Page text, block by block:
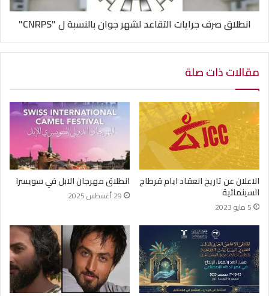
انطلاق صرف جرايات التقاعد لشهر جوان بالنسبة ل "CNRPS"
مقالات ذات صلة
الاعلان عن تاريخ انعقاد ايام قرطاج
السينمائية
5 مايو 2023
انطلاق مهرجان الابل في سويسرا
29 أغسطس 2025